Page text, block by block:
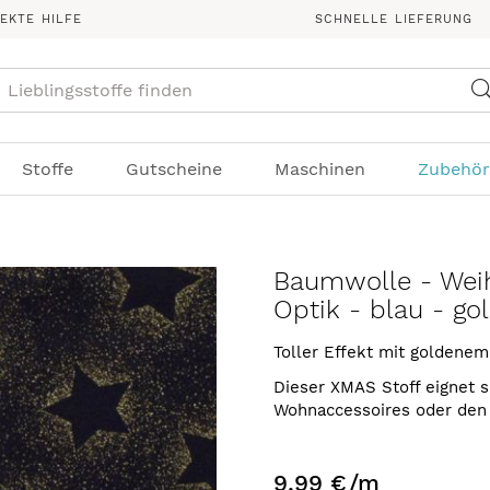
HILFE SCHNELLE LIEFERUNG
Stoffe Gutscheine Maschinen Zubehör
Baumwolle -
Optik - blau -
Toller Effekt mit
Dieser XMAS Stoff eignet
Wohnaccessoires oder
9,99 €/m